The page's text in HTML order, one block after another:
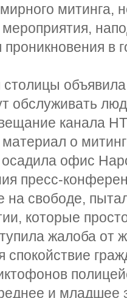
митинга,
в
обслуживать
канала
о
осадила офис
пресс-
на свободе,
которые
жалоба от
спокойствие
и младшее